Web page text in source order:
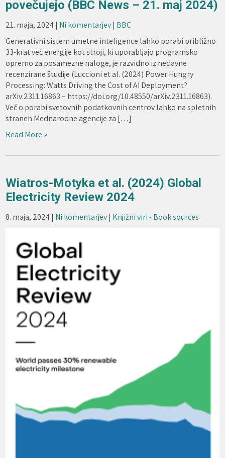
povečujejo (BBC News – 21. maj 2024)
21. maja, 2024| Ni komentarjev| BBC
Generativni sistem umetne inteligence lahko porabi približno
33-krat več energije kot stroji, ki uporabljajo programsko
opremo za posamezne naloge, je razvidno iz nedavne
recenzirane študije (Luccioni et al. (2024) Power Hungry
Processing: Watts Driving the Cost of AI Deployment?
arXiv:2311.16863 – https://doi.org/10.48550/arXiv.2311.16863).
Več o porabi svetovnih podatkovnih centrov lahko na spletnih
straneh Mednarodne agencije za […]
Read More »
Wiatros-Motyka et al. (2024) Global
Electricity Review 2024
8. maja, 2024| Ni komentarjev| Knjižni viri - Book sources